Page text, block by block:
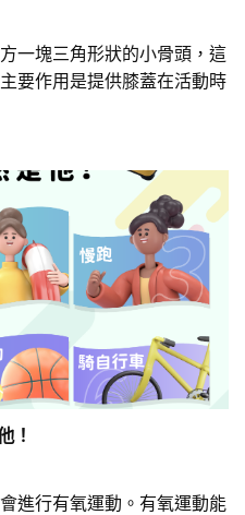
一塊三角形狀的小骨頭，這
要作用是提供膝蓋在活動時
！
進行有氧運動。有氧運動能